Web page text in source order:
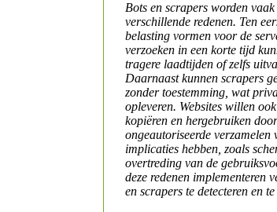
Bots en scrapers worden
verschillende redenen. Ten
belasting vormen voor de
verzoeken in een korte tijd
tragere laadtijden of zelfs
Daarnaast kunnen scrapers
zonder toestemming, wat
opleveren. Websites willen
kopiëren en hergebruiken
ongeautoriseerde verzamelen
implicaties hebben, zoals
overtreding van de
deze redenen implementeren
en scrapers te detecteren en